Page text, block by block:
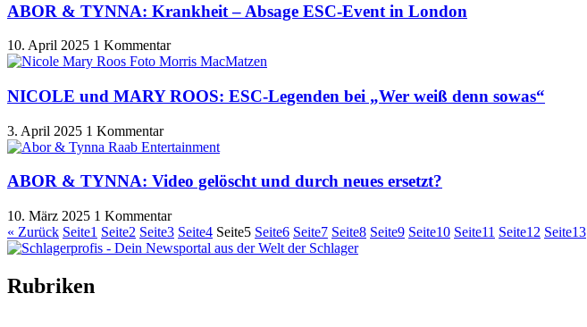
ABOR & TYNNA: Krankheit – Absage ESC-Event in London
10. April 2025 1 Kommentar
NICOLE und MARY ROOS: ESC-Legenden bei „Wer weiß denn sowas“
3. April 2025 1 Kommentar
ABOR & TYNNA: Video gelöscht und durch neues ersetzt?
10. März 2025 1 Kommentar
« Zurück Seite1 Seite2 Seite3 Seite4 Seite5 Seite6 Seite7 Seite8 Seite9 Seite10 Seite11 Seite12 Seite13
Rubriken